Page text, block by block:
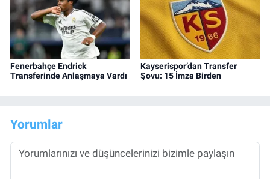
Fenerbahçe Endrick
Transferinde Anlaşmaya Vardı
Kayserispor’dan Transfer
Şovu: 15 İmza Birden
Yorumlar